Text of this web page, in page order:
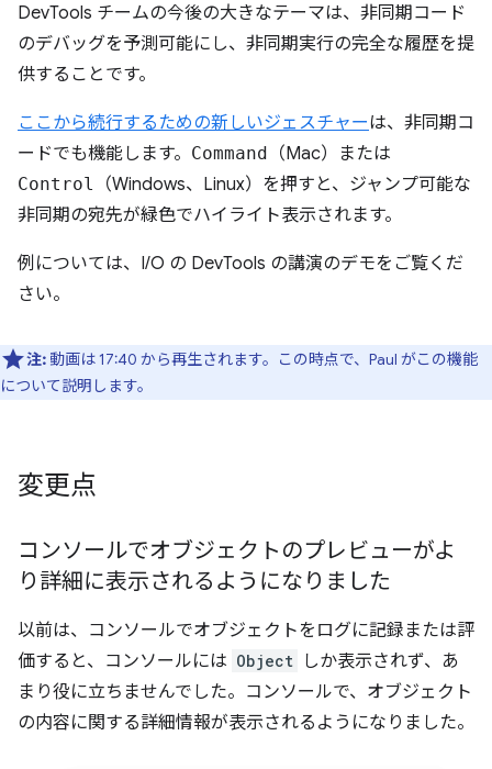
DevTools チームの今後の大きなテーマは、非同期コード
のデバッグを予測可能にし、非同期実行の完全な履歴を提
供することです。
ここから続行するための新しいジェスチャーは、非同期コ
ードでも機能します。 Command （Mac）または
Control
（Windows、Linux）を押すと、ジャンプ可能な
非同期の宛先が緑色でハイライト表示されます。
例については、I/O の DevTools の講演のデモをご覧くだ
さい。
注: 動画は 17:40 から再生されます。この時点で、Paul がこの機能
について説明します。
変更点
コンソールでオブジェクトのプレビューがよ
り詳細に表示されるようになりました
以前は、コンソールでオブジェクトをログに記録または評
価すると、コンソールには Object しか表示されず、あ
まり役に立ちませんでした。コンソールで、オブジェクト
の内容に関する詳細情報が表示されるようになりました。